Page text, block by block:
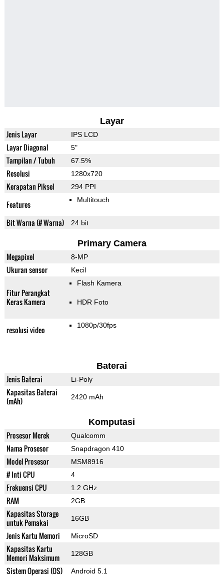
Layar
Jenis Layar IPS LCD
Layar Diagonal 5"
Tampilan / Tubuh 67.5%
Resolusi 1280x720
Kerapatan Piksel 294 PPI
Features Multitouch
Bit Warna (# Warna) 24 bit
Primary Camera
Megapixel 8-MP
Ukuran sensor Kecil
Fitur Perangkat
Keras Kamera
Flash Kamera
HDR Foto
resolusi video 1080p/30fps
Baterai
Jenis Baterai Li-Poly
Kapasitas Baterai
(mAh)
2420 mAh
Komputasi
Prosesor Merek Qualcomm
Nama Prosesor Snapdragon 410
Model Prosesor MSM8916
# Inti CPU 4
Frekuensi CPU 1.2 GHz
RAM 2GB
Kapasitas Storage
untuk Pemakai
16GB
Jenis Kartu Memori MicroSD
Kapasitas Kartu
Memori Maksimum
128GB
Sistem Operasi (OS) Android 5.1